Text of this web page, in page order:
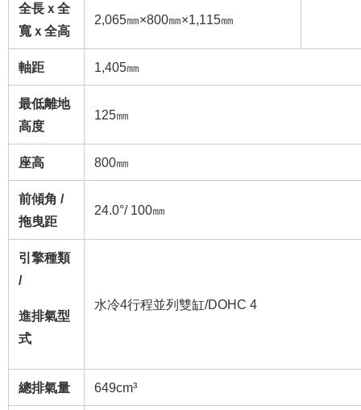
全長ｘ全
寬ｘ全高
2,065㎜×800㎜×1,115㎜
軸距 1,405㎜
最低離地
高度
125㎜
座高 800㎜
前傾角 /
拖曳距
24.0°/ 100㎜
引擎種類
/
進排氣型
式
水冷4行程並列雙缸/DOHC 4
總排氣量 649cm³